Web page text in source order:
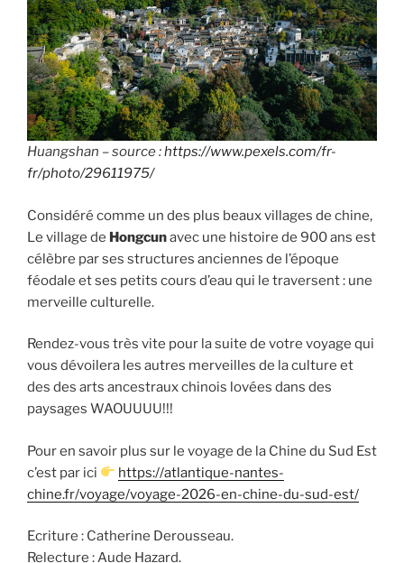
Huangshan – source :https://www.pexels.com/fr-
fr/photo/29611975/
Considéré comme un des plus beaux villages de chine,
Le village de Hongcunavec une histoire de 900 ans est
célèbre par ses structures anciennes de l’époque
féodale et ses petits cours d’eau qui le traversent : une
merveille culturelle.
Rendez-vous très vite pour la suite de votre voyage qui
vous dévoilera les autres merveilles de la culture et
des des arts ancestraux chinois lovées dans des
paysages WAOUUUU!!!
Pour en savoir plus sur le voyage de la Chine du Sud Est
c’est par ici
https://atlantique-nantes-
chine.fr/voyage/voyage-2026-en-chine-du-sud-est/
Ecriture : Catherine Derousseau.
Relecture : Aude Hazard.